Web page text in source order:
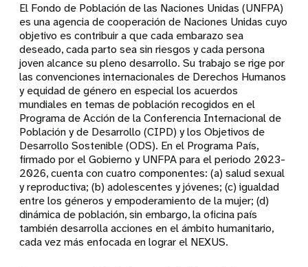
El Fondo de Población de las Naciones Unidas (UNFPA)
es una agencia de cooperación de Naciones Unidas cuyo
objetivo es contribuir a que cada embarazo sea
deseado, cada parto sea sin riesgos y cada persona
joven alcance su pleno desarrollo. Su trabajo se rige por
las convenciones internacionales de Derechos Humanos
y equidad de género en especial los acuerdos
mundiales en temas de población recogidos en el
Programa de Acción de la Conferencia Internacional de
Población y de Desarrollo (CIPD) y los Objetivos de
Desarrollo Sostenible (ODS). En el Programa País,
firmado por el Gobierno y UNFPA para el periodo 2023-
2026, cuenta con cuatro componentes: (a) salud sexual
y reproductiva; (b) adolescentes y jóvenes; (c) igualdad
entre los géneros y empoderamiento de la mujer; (d)
dinámica de población, sin embargo, la oficina país
también desarrolla acciones en el ámbito humanitario,
cada vez más enfocada en lograr el NEXUS.